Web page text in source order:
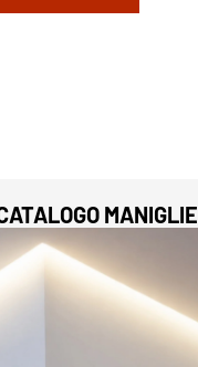
MANIGLIE